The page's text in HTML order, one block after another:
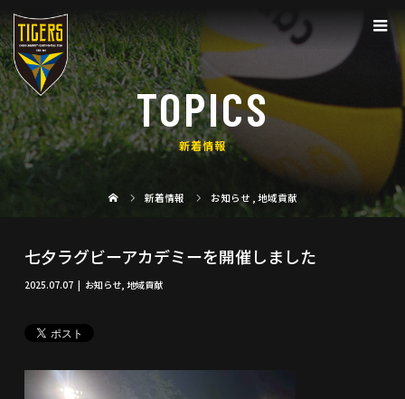
TOPICS
新着情報
新着情報 お知らせ , 地域貢献
七夕ラグビーアカデミーを開催しました
2025.07.07 お知らせ,地域貢献